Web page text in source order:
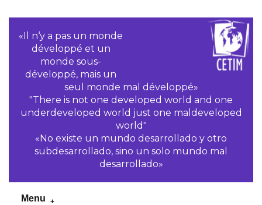
«Il n‘y a pas un monde
développé et un
monde sous-
développé, mais un
seul monde mal développé»
"There is not one developed world and one
underdeveloped world just one maldeveloped
world"
«No existe un mundo desarrollado y otro
subdesarrollado, sino un solo mundo mal
desarrollado»
Menu